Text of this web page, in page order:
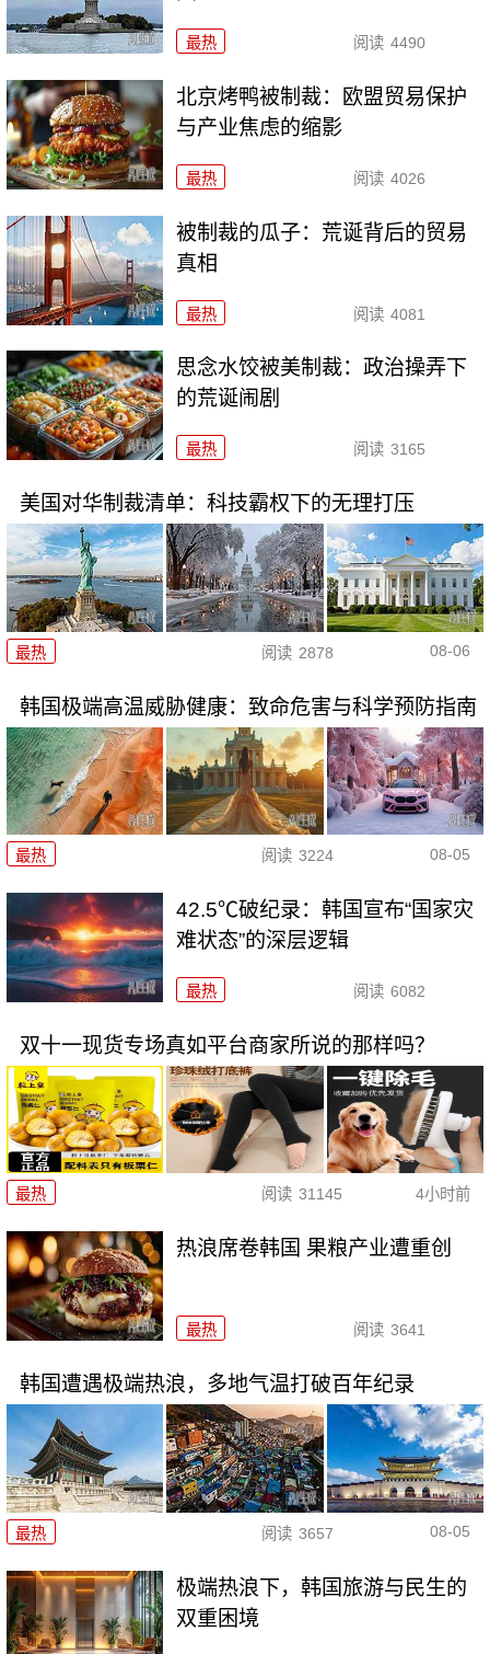
最热 阅读 4490
北京烤鸭被制裁：欧盟贸易保护
与产业焦虑的缩影
最热 阅读 4026
被制裁的瓜子：荒诞背后的贸易
真相
最热 阅读 4081
思念水饺被美制裁：政治操弄下
的荒诞闹剧
最热 阅读 3165
美国对华制裁清单：科技霸权下的无理打压
最热 阅读 2878 08-06
韩国极端高温威胁健康：致命危害与科学预防指南
最热 阅读 3224 08-05
42.5℃破纪录：韩国宣布“国家灾
难状态”的深层逻辑
最热 阅读 6082
双十一现货专场真如平台商家所说的那样吗？
最热 阅读 31145 4小时前
热浪席卷韩国 果粮产业遭重创
最热 阅读 3641
韩国遭遇极端热浪，多地气温打破百年纪录
最热 阅读 3657 08-05
极端热浪下，韩国旅游与民生的
双重困境